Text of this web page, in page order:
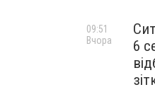
6
09:51
Вчора